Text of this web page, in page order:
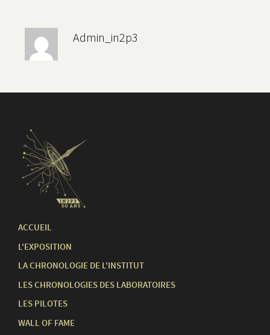
Admin_in2p3
ACCUEIL
L'EXPOSITION
LA CHRONOLOGIE DE L'INSTITUT
LES CHRONOLOGIES DES LABORATOIRES
LES PILOTES
WALL OF FAME